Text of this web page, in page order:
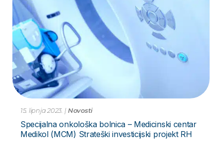
15. lipnja 2023. | Novosti
Specijalna onkološka bolnica – Medicinski centar
Medikol (MCM) Strateški investicijski projekt RH